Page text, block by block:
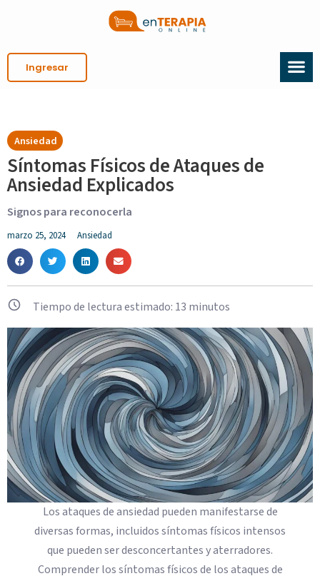
Ingresar
Ansiedad
Síntomas Físicos de Ataques de
Ansiedad Explicados
Signos para reconocerla
marzo 25, 2024 Ansiedad
Tiempo de lectura estimado: 13 minutos
Los ataques de ansiedad pueden manifestarse de
diversas formas, incluidos síntomas físicos intensos
que pueden ser desconcertantes y aterradores.
Comprender los síntomas físicos de los ataques de